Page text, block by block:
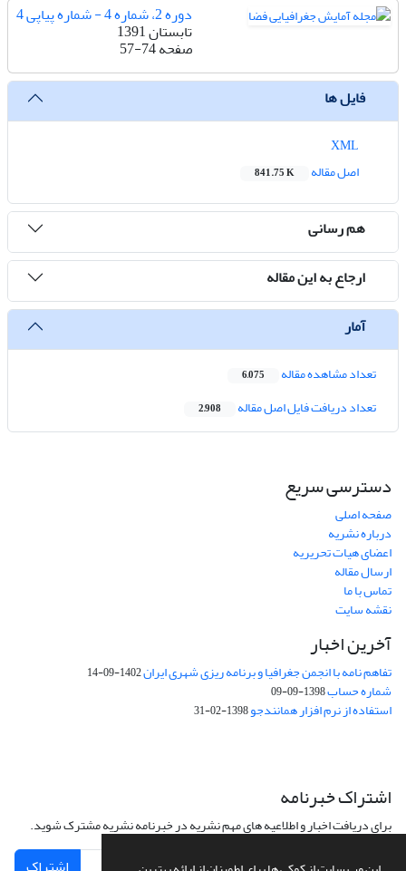
دوره 2، شماره 4 - شماره پیاپی 4
تابستان 1391
صفحه57-74
فایل ها
اصل مقاله
841.75 K
هم رسانی
ارجاع به این مقاله
آمار
تعداد مشاهده مقاله 6,075
تعداد دریافت فایل اصل مقاله 2,908
دسترسی سریع
صفحه اصلی
درباره نشریه
اعضای هیات تحریریه
ارسال مقاله
تماس با ما
نقشه سایت
آخرین اخبار
تفاهم نامه با انجمن جغرافیا و برنامه ریزی شهری ایران1402-09-14
شماره حساب1398-09-09
استفاده از نرم افزار همانندجو1398-02-31
اشتراک خبرنامه
برای دریافت اخبار و اطلاعیه های مهم نشریه در خبرنامه نشریه مشترک شوید.